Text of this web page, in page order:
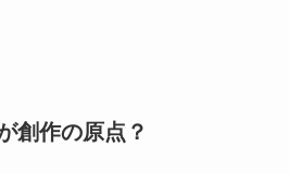
創作の原点？